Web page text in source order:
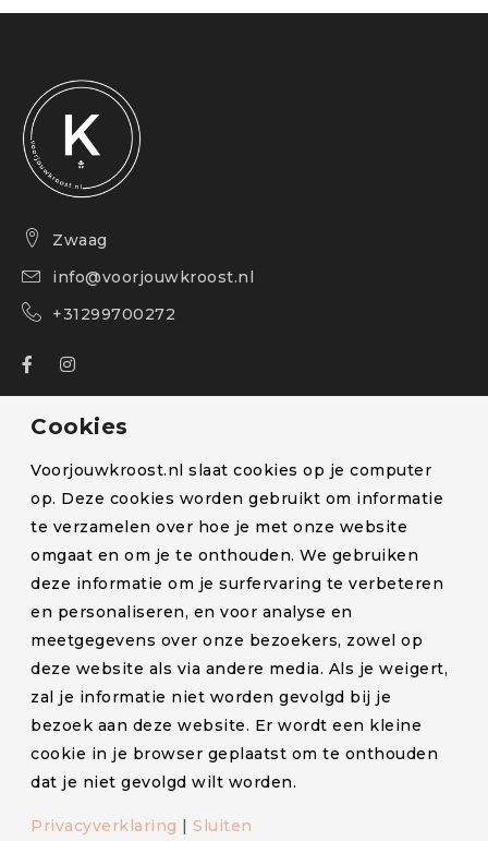
van baby’s met koliek / Marktonderzoek, VS 2010,
² Klinische studie, Argentinië, 2012, getest met 34
baby’s
³ Marktstudie 2010–2020, getest met 1.572 baby’s
⁴ Voor alle MAM-flessen geldt: BPA- en BPS-vrij
Zwaag
info@voorjouwkroost.nl
+31299700272
Over ons
Bestelling volgen
Blog
Klachten en retourneren
Lactatiekundige
Levertijd en verzendkosten
Partners
Algemene voorwaarden
Cookies
Voorjouwkroost.nl slaat cookies op je computer
op. Deze cookies worden gebruikt om informatie
te verzamelen over hoe je met onze website
omgaat en om je te onthouden. We gebruiken
deze informatie om je surfervaring te verbeteren
en personaliseren, en voor analyse en
meetgegevens over onze bezoekers, zowel op
deze website als via andere media. Als je weigert,
zal je informatie niet worden gevolgd bij je
bezoek aan deze website. Er wordt een kleine
cookie in je browser geplaatst om te onthouden
dat je niet gevolgd wilt worden.
Privacyverklaring | Sluiten